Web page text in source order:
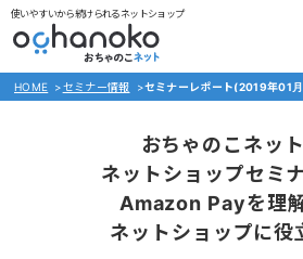
使いやすいから続けられるネットショップ
HOME >セミナー情報 >セミナーレポート(2019年01
おちゃのこネッ
ネットショップセミ
Amazon Payを理解
ネットショップに役